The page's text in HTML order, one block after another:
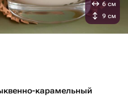
карамельный
6 см
9 см